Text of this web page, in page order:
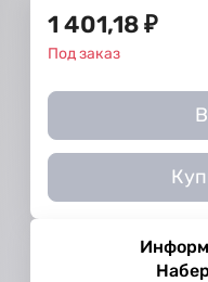
1 401,18 ₽
Под заказ